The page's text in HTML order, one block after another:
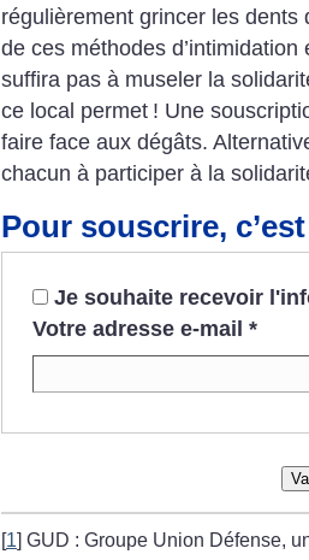
régulièrement grincer les
de ces méthodes d’intimidation
suffira pas à museler la
ce local permet ! Une
faire face aux dégâts.
chacun à participer à la
Pour souscrire,
Je souhaite recevoir
Votre adresse e-mail *
[1] GUD : Groupe Union Défense,